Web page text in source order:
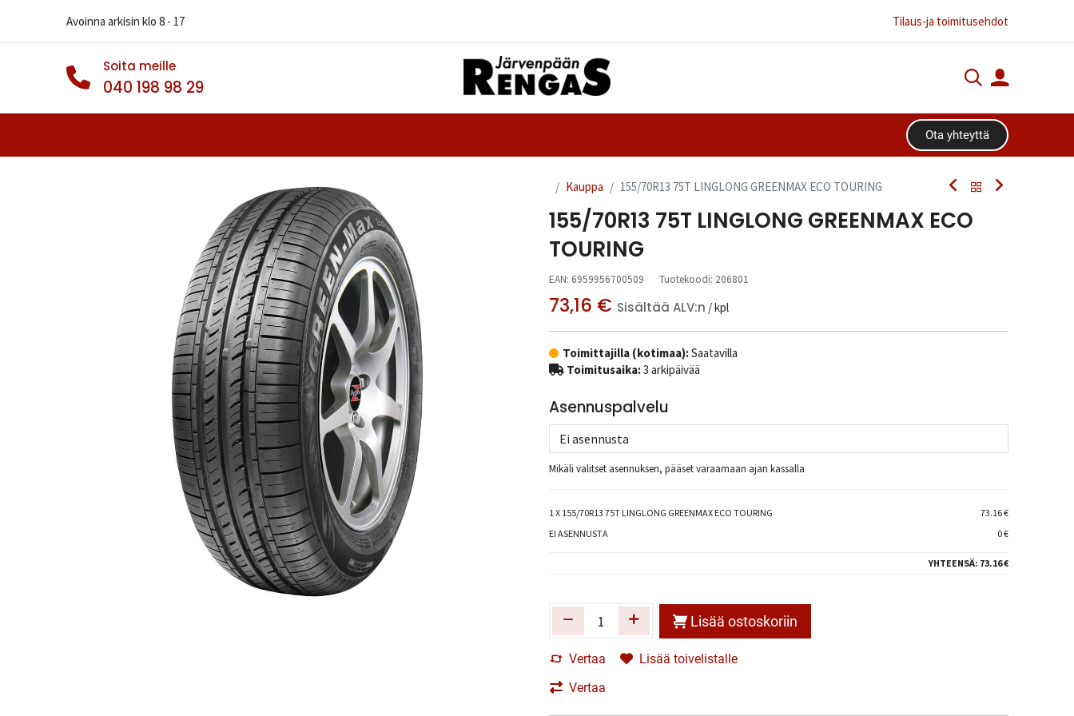
Avoinna arkisin klo 8 - 17 Tilaus-ja toimitusehdot
Soita meille
040 198 98 29
Ota yhteyttä​​​​
Kauppa 155/70R13 75T LINGLONG GREENMAX ECO TOURING
155/70R13 75T LINGLONG GREENMAX ECO
TOURING
EAN: 6959956700509 Tuotekoodi: 206801
73,16 € Sisältää ALV:n / kpl
Toimittajilla (kotimaa):Saatavilla
Toimitusaika:3 arkipäivää
Asennuspalvelu
Mikäli valitset asennuksen, pääset varaamaan ajan kassalla
1X 155/70R13 75T LINGLONG GREENMAX ECO TOURING
73.16 €
EI ASENNUSTA
0 €
YHTEENSÄ: 73.16 €
Lisää ostoskoriin
Vertaa
Lisää toivelistalle
Vertaa